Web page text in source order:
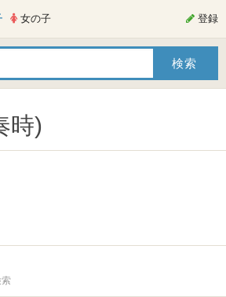
女の子 登録
時)
索